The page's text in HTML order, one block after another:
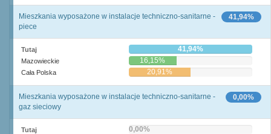
41,94%
Mieszkania wyposażone w instalacje techniczno-sanitarne -
piece
Tutaj 41,94%
Mazowieckie 16,15%
Cała Polska 20,91%
0,00%
Mieszkania wyposażone w instalacje techniczno-sanitarne -
gaz sieciowy
Tutaj 0,00%